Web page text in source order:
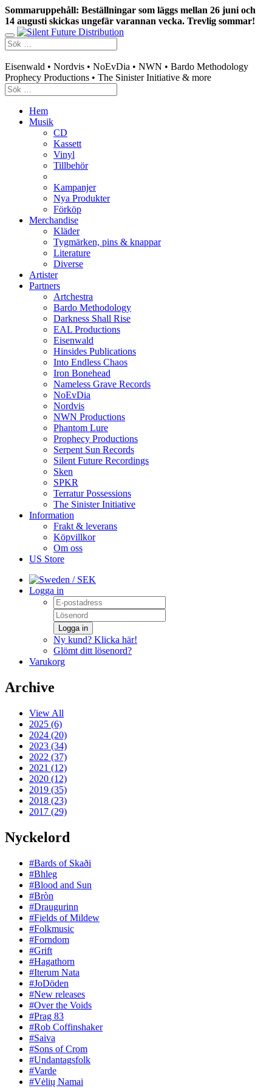
Sommaruppehåll: Beställningar som läggs mellan 26 juni och
14 augusti skickas ungefär varannan vecka. Trevlig sommar!
Eisenwald • Nordvis • NoEvDia • NWN • Bardo Methodology
Prophecy Productions • The Sinister Initiative & more
Hem
Musik
CD
Kassett
Vinyl
Tillbehör
Kampanjer
Nya Produkter
Förköp
Merchandise
Kläder
Tygmärken, pins & knappar
Literature
Diverse
Artister
Partners
Artchestra
Bardo Methodology
Darkness Shall Rise
EAL Productions
Eisenwald
Hinsides Publications
Into Endless Chaos
Iron Bonehead
Nameless Grave Records
NoEvDia
Nordvis
NWN Productions
Phantom Lure
Prophecy Productions
Serpent Sun Records
Silent Future Recordings
Sken
SPKR
Terratur Possessions
The Sinister Initiative
Information
Frakt & leverans
Köpvillkor
Om oss
US Store
/ SEK
Logga in
Logga in
Ny kund? Klicka här!
Glömt ditt lösenord?
Varukorg
Archive
View All
2025 (6)
2024 (20)
2023 (34)
2022 (37)
2021 (12)
2020 (12)
2019 (35)
2018 (23)
2017 (29)
Nyckelord
#Bards of Skaði
#Bhleg
#Blood and Sun
#Bròn
#Draugurinn
#Fields of Mildew
#Folkmusic
#Forndom
#Grift
#Hagathorn
#Iterum Nata
#JoDöden
#New releases
#Over the Voids
#Prag 83
#Rob Coffinshaker
#Saiva
#Sons of Crom
#Undantagsfolk
#Varde
#Vėlių Namai